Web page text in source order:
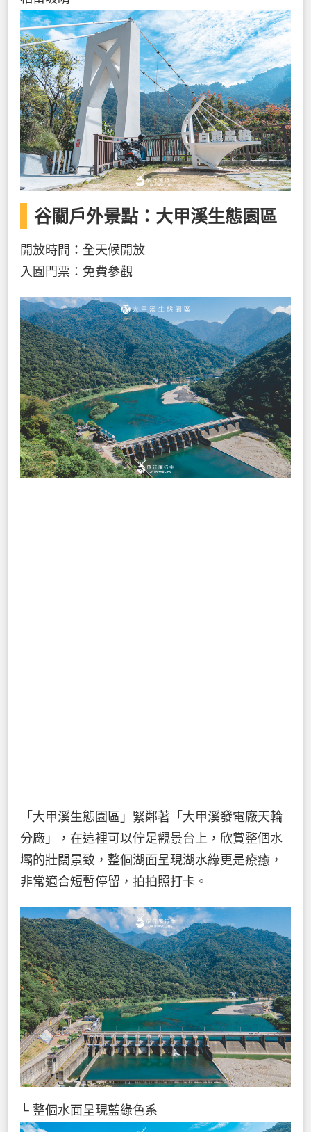
谷關戶外景點：大甲溪生態園區
開放時間：全天候開放
入園門票：免費參觀
「大甲溪生態園區」緊鄰著「大甲溪發電廠天輪
分廠」，在這裡可以佇足觀景台上，欣賞整個水
壩的壯闊景致，整個湖面呈現湖水綠更是療癒，
非常適合短暫停留，拍拍照打卡。
└ 整個水面呈現藍綠色系